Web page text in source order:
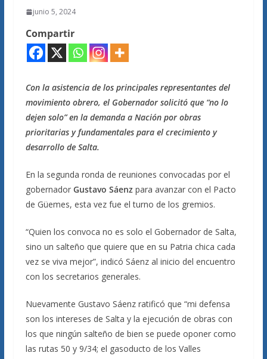
junio 5, 2024
Compartir
Con la asistencia de los principales representantes del
movimiento obrero, el Gobernador solicitó que “no lo
dejen solo” en la demanda a Nación por obras
prioritarias y fundamentales para el crecimiento y
desarrollo de Salta.
En la segunda ronda de reuniones convocadas por el
gobernador Gustavo Sáenzpara avanzar con el Pacto
de Güemes, esta vez fue el turno de los gremios.
“Quien los convoca no es solo el Gobernador de Salta,
sino un salteño que quiere que en su Patria chica cada
vez se viva mejor”, indicó Sáenz al inicio del encuentro
con los secretarios generales.
Nuevamente Gustavo Sáenz ratificó que “mi defensa
son los intereses de Salta y la ejecución de obras con
los que ningún salteño de bien se puede oponer como
las rutas 50 y 9/34; el gasoducto de los Valles